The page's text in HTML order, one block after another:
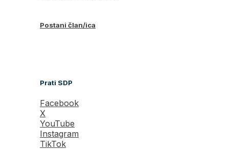
Postani član/ica
Prati SDP
Facebook
X
YouTube
Instagram
TikTok